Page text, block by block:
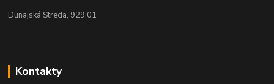
Dunajská Streda, 929 01
Kontakty